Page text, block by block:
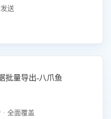
送
批量导出-八爪鱼
· 全面覆盖